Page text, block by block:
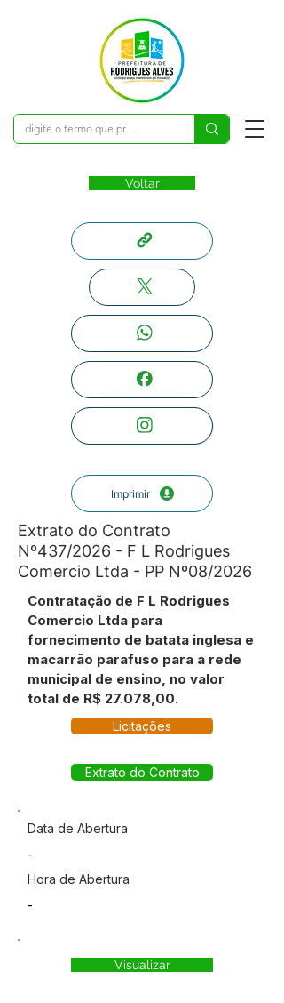
Voltar
Imprimir
Extrato do Contrato
Nº437/2026 - F L Rodrigues
Comercio Ltda - PP Nº08/2026
Contratação de F L Rodrigues
Comercio Ltda para
fornecimento de batata inglesa e
macarrão parafuso para a rede
municipal de ensino, no valor
total de R$ 27.078,00.
Licitações
Extrato do Contrato
Data de Abertura
-
Hora de Abertura
-
Visualizar